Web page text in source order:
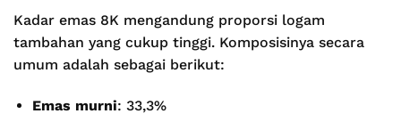
Kadar emas 8K mengandung proporsi logam
tambahan yang cukup tinggi. Komposisinya secara
umum adalah sebagai berikut:
Emas murni: 33,3%